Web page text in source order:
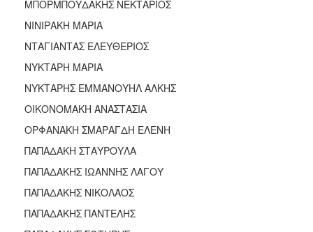
ΜΠΟΡΜΠΟΥΔΑΚΗΣ ΝΕΚΤΑΡΙΟΣ
ΝΙΝΙΡΑΚΗ ΜΑΡΙΑ
ΝΤΑΓΙΑΝΤΑΣ ΕΛΕΥΘΕΡΙΟΣ
ΝΥΚΤΑΡΗ ΜΑΡΙΑ
ΝΥΚΤΑΡΗΣ ΕΜΜΑΝΟΥΗΛ ΑΛΚΗΣ
ΟΙΚΟΝΟΜΑΚΗ ΑΝΑΣΤΑΣΙΑ
ΟΡΦΑΝΑΚΗ ΣΜΑΡΑΓΔΗ ΕΛΕΝΗ
ΠΑΠΑΔΑΚΗ ΣΤΑΥΡΟΥΛΑ
ΠΑΠΑΔΑΚΗΣ ΙΩΑΝΝΗΣ ΛΑΓΟΥ
ΠΑΠΑΔΑΚΗΣ ΝΙΚΟΛΑΟΣ
ΠΑΠΑΔΑΚΗΣ ΠΑΝΤΕΛΗΣ